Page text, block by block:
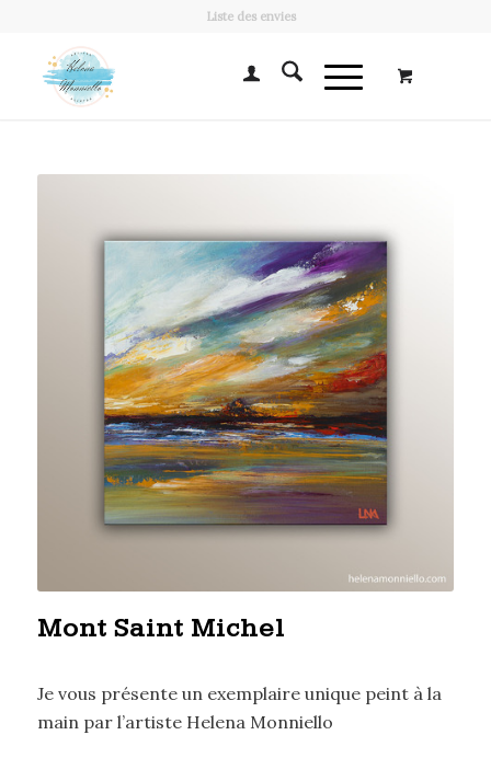
Liste des envies
Mont Saint Michel
Je vous présente un exemplaire unique peint à la
main par l’artiste Helena Monniello